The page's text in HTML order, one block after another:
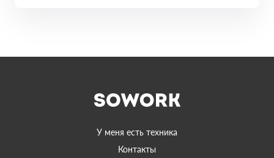
У меня есть техника
Контакты